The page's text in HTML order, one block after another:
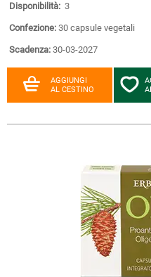
Disponibilità: 3
Confezione: 30 capsule vegetali
Scadenza: 30-03-2027
AGGIUNGI
AL CESTINO